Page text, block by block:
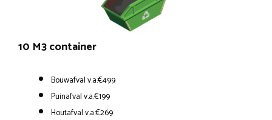
10 M3 container
Bouwafval v.a.€499
Puinafval v.a.€199
Houtafval v.a.€269